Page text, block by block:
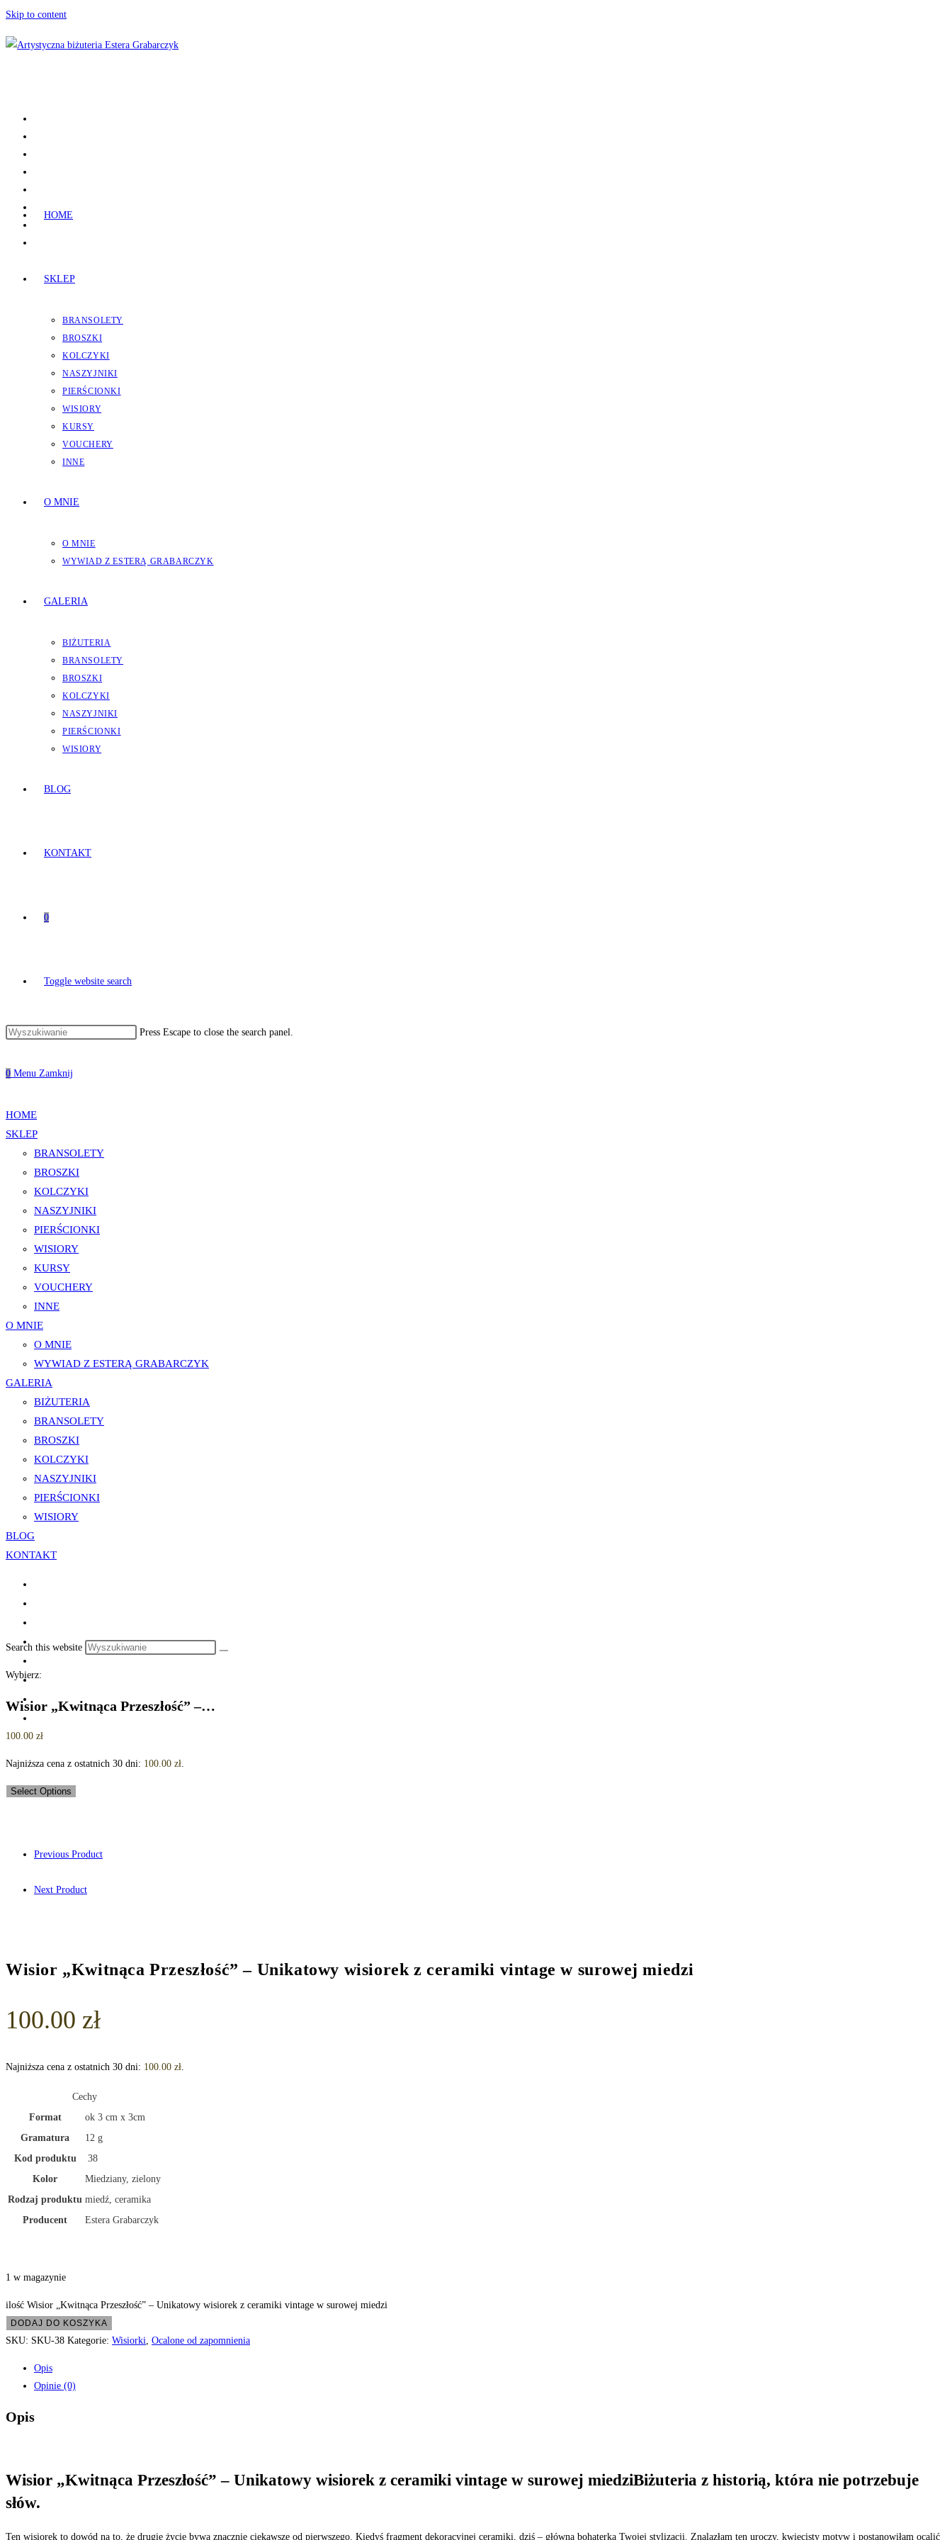
Skip to content
HOME
SKLEP
BRANSOLETY
BROSZKI
KOLCZYKI
NASZYJNIKI
PIERŚCIONKI
WISIORY
KURSY
VOUCHERY
INNE
O MNIE
O MNIE
WYWIAD Z ESTERĄ GRABARCZYK
GALERIA
BIŻUTERIA
BRANSOLETY
BROSZKI
KOLCZYKI
NASZYJNIKI
PIERŚCIONKI
WISIORY
BLOG
KONTAKT
0
Toggle website search
Press Escape to close the search panel.
0 Menu Zamknij
HOME
SKLEP
BRANSOLETY
BROSZKI
KOLCZYKI
NASZYJNIKI
PIERŚCIONKI
WISIORY
KURSY
VOUCHERY
INNE
O MNIE
O MNIE
WYWIAD Z ESTERĄ GRABARCZYK
GALERIA
BIŻUTERIA
BRANSOLETY
BROSZKI
KOLCZYKI
NASZYJNIKI
PIERŚCIONKI
WISIORY
BLOG
KONTAKT
Search this website
Wybierz:
Wisior „Kwitnąca Przeszłość” –…
100.00 zł
Najniższa cena z ostatnich 30 dni: 100.00 zł.
Select Options
Previous Product
Next Product
Wisior „Kwitnąca Przeszłość” – Unikatowy wisiorek z ceramiki vintage w surowej miedzi
100.00 zł
Najniższa cena z ostatnich 30 dni: 100.00 zł.
Cechy
Format
ok 3 cm x 3cm
Gramatura
12 g
Kod produktu
38
Kolor
Miedziany, zielony
Rodzaj produktu miedź, ceramika
Producent
Estera Grabarczyk
1 w magazynie
ilość Wisior „Kwitnąca Przeszłość” – Unikatowy wisiorek z ceramiki vintage w surowej miedzi
DODAJ DO KOSZYKA
SKU: SKU-38 Kategorie: Wisiorki, Ocalone od zapomnienia
Opis
Opinie (0)
Opis
Wisior „Kwitnąca Przeszłość” – Unikatowy wisiorek z ceramiki vintage w surowej miedziBiżuteria z historią, która nie potrzebuje
słów.
​Ten wisiorek to dowód na to, że drugie życie bywa znacznie ciekawsze od pierwszego. Kiedyś fragment dekoracyjnej ceramiki, dziś – główna bohaterka Twojej stylizacji. Znalazłam ten uroczy, kwiecisty motyw i postanowiłam ocalić